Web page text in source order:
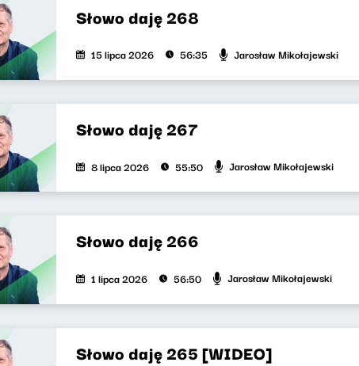
Słowo daję 268
15 lipca 2026 56:35 Jarosław Mikołajewski
Słowo daję 267
8 lipca 2026 55:50 Jarosław Mikołajewski
Słowo daję 266
1 lipca 2026 56:50 Jarosław Mikołajewski
Słowo daję 265 [WIDEO]